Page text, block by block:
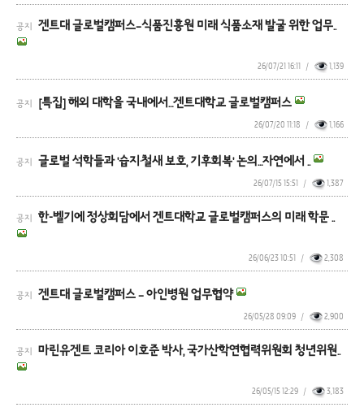
공지 겐트대 글로벌캠퍼스–식품진흥원 미래 식품소재 발굴 위한 업무..
26/07/21 16:11 / 1,139
공지 [특집] 해외 대학을 국내에서…겐트대학교 글로벌캠퍼스
26/07/20 11:18 / 1,166
공지 글로벌 석학들과 '습지·철새 보호, 기후회복' 논의…자연에서 ..
26/07/15 15:51 / 1,387
공지 한-벨기에 정상회담에서 겐트대학교 글로벌캠퍼스의 미래 학문 ..
26/06/23 10:51 / 2,308
공지 겐트대 글로벌캠퍼스 – 아인병원 업무협약
26/05/28 09:09 / 2,900
공지 마린유겐트 코리아 이호준 박사, 국가산학연협력위원회 청년위원..
26/05/15 12:29 / 3,183